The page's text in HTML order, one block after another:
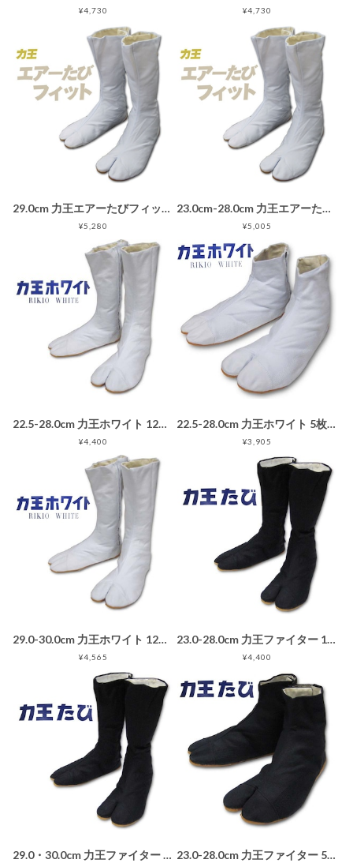
¥4,730 ¥4,730
29.0cm 力王エアーたびフィット 12枚こはぜ 白 地下足袋ホワイト
¥5,280
23.0cm-28.0cm 力王エアーたびフィット 12枚こはぜ 白 地下足袋ホワイト
¥5,005
22.5-28.0cm 力王ホワイト 12枚こはぜ 白 地下足袋
¥4,400
22.5-28.0cm 力王ホワイト 5枚こはぜ 白 地下足袋
¥3,905
29.0-30.0cm 力王ホワイト 12枚こはぜ 白 地下足袋
¥4,565
23.0-28.0cm 力王ファイター 12枚こはぜ 黒 地下足袋ブラック
¥4,400
29.0・30.0cm 力王ファイター 12枚こはぜ 黒 地下足袋ブラック 23.0-28.0cm 力王ファイター 5枚こはぜ 黒 ダブルクッション入り地下足袋